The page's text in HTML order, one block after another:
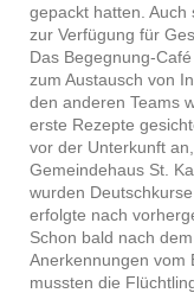
gepackt hatten.
zur Verfügung für
Das Begegnung-
zum Austausch von
den anderen Teams
erste Rezepte
vor der Unterkunft
Gemeindehaus St.
wurden
erfolgte nach
Schon bald nach
Anerkennungen vom
mussten die